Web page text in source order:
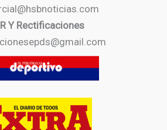
Y Rectificaciones